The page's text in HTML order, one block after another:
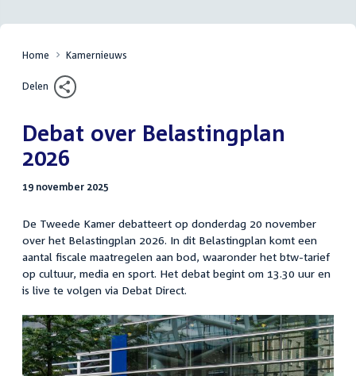
Home Kamernieuws
Delen
Debat over Belastingplan
2026
19 november 2025
De Tweede Kamer debatteert op donderdag 20 november
over het Belastingplan 2026. In dit Belastingplan komt een
aantal fiscale maatregelen aan bod, waaronder het btw-tarief
op cultuur, media en sport. Het debat begint om 13.30 uur en
is live te volgen via Debat Direct.